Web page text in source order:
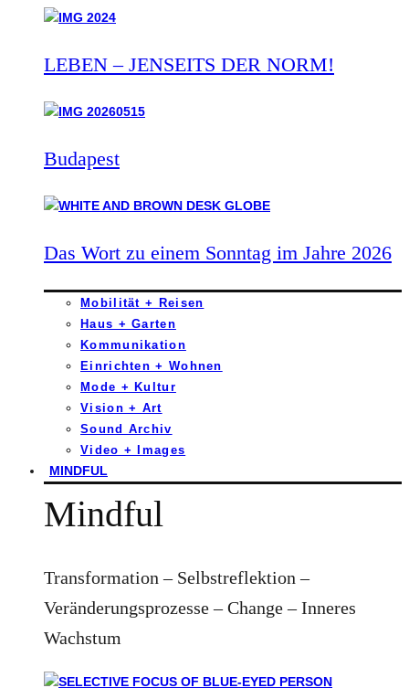
LEBEN – JENSEITS DER NORM!
Budapest
Das Wort zu einem Sonntag im Jahre 2026
Mobilität + Reisen
Haus + Garten
Kommunikation
Einrichten + Wohnen
Mode + Kultur
Vision + Art
Sound Archiv
Video + Images
MINDFUL
Mindful
Transformation – Selbstreflektion –
Veränderungsprozesse – Change – Inneres
Wachstum